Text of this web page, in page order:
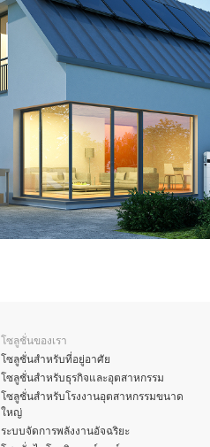
โซลูชั่นของเรา
โซลูชั่นสำหรับที่อยู่อาศัย
โซลูชั่นสำหรับธุรกิจและอุตสาหกรรม
โซลูชั่นสำหรับโรงงานอุตสาหกรรมขนาด
ใหญ่
ระบบจัดการพลังงานอัจฉริยะ